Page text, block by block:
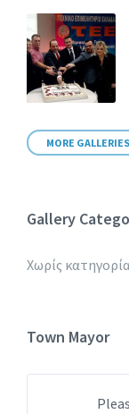
MORE GALLERIES
Gallery
Χωρίς
Town Mayor